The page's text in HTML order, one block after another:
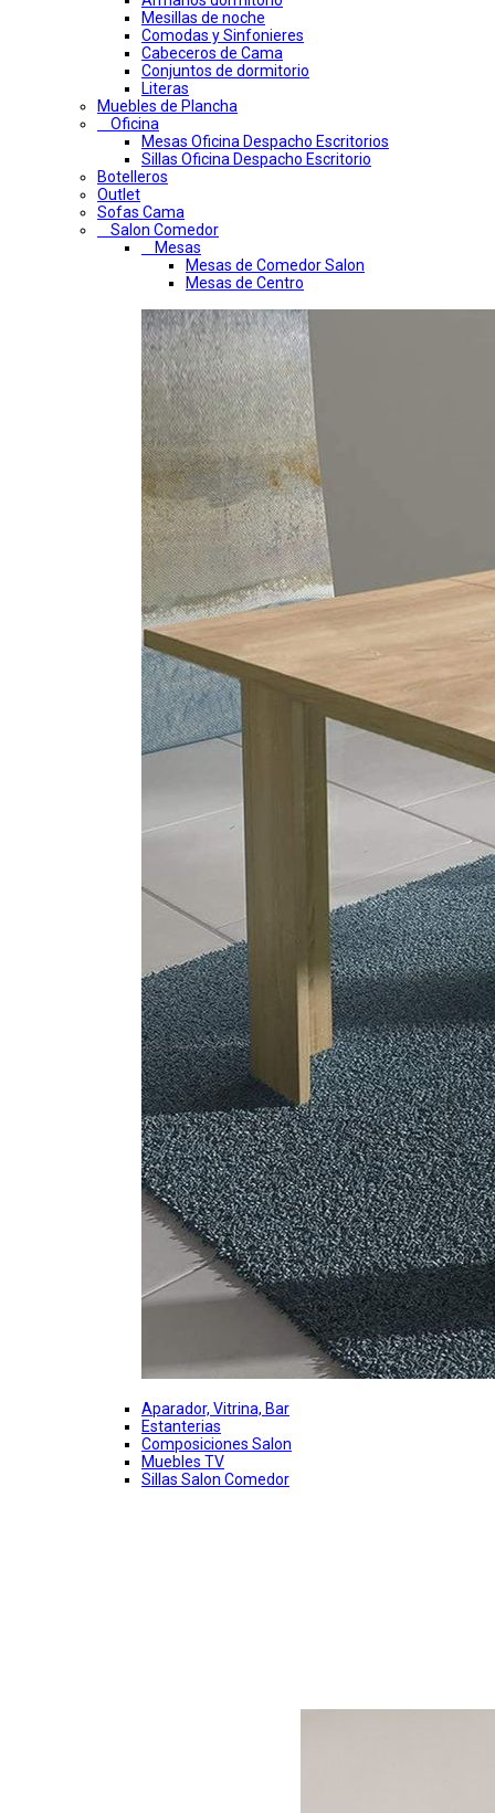
Mesillas de noche
Comodas y Sinfonieres
Cabeceros de Cama
Conjuntos de dormitorio
Literas
Muebles de Plancha
Oficina
Mesas Oficina Despacho Escritorios
Sillas Oficina Despacho Escritorio
Botelleros
Outlet
Sofas Cama
Salon Comedor
Mesas
Mesas de Comedor Salon
Mesas de Centro
Aparador, Vitrina, Bar
Estanterias
Composiciones Salon
Muebles TV
Sillas Salon Comedor